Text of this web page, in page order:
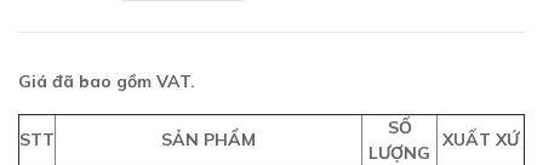
Giá đã bao gồm VAT.
STT SẢN PHẨM
SỐ
LƯỢNG
XUẤT XỨ